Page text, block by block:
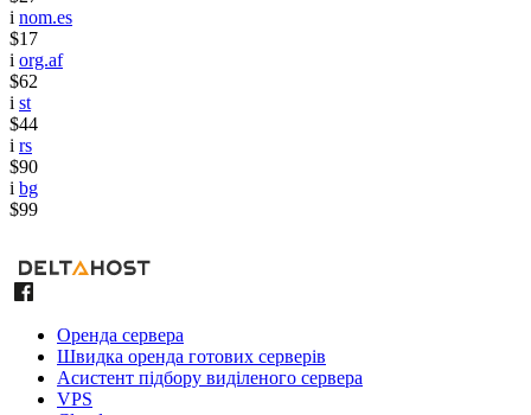
i nom.es
$17
i org.af
$62
i st
$44
i rs
$90
i bg
$99
Оренда сервера
Швидка оренда готових серверів
Асистент підбору виділеного сервера
VPS